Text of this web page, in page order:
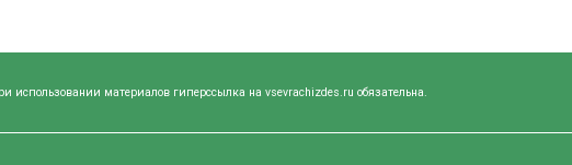
использовании материалов гиперссылка на vsevrachizdes.ru обязательна.